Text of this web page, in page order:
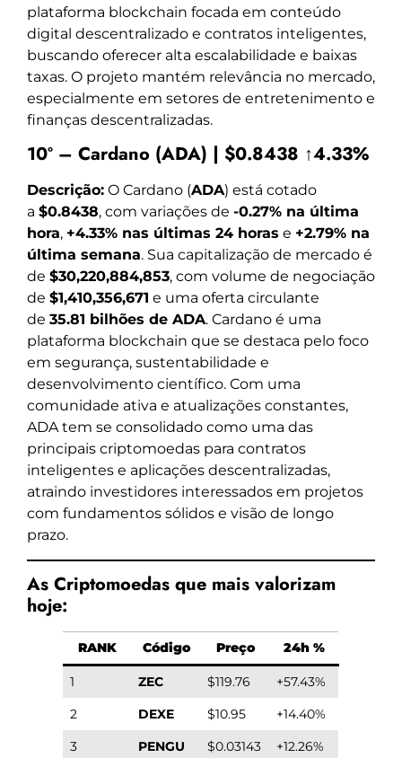
plataforma blockchain focada em conteúdo
digital descentralizado e contratos inteligentes,
buscando oferecer alta escalabilidade e baixas
taxas. O projeto mantém relevância no mercado,
especialmente em setores de entretenimento e
finanças descentralizadas.
10º – Cardano (ADA) | $0.8438 ↑4.33%
Descrição: O Cardano (ADA) está cotado
a $0.8438, com variações de -0.27% na última
hora, +4.33% nas últimas 24 horas e +2.79% na
última semana. Sua capitalização de mercado é
de $30,220,884,853, com volume de negociação
de $1,410,356,671 e uma oferta circulante
de 35.81 bilhões de ADA. Cardano é uma
plataforma blockchain que se destaca pelo foco
em segurança, sustentabilidade e
desenvolvimento científico. Com uma
comunidade ativa e atualizações constantes,
ADA tem se consolidado como uma das
principais criptomoedas para contratos
inteligentes e aplicações descentralizadas,
atraindo investidores interessados em projetos
com fundamentos sólidos e visão de longo
prazo.
As Criptomoedas que mais valorizam
hoje:
RANK Código Preço 24h %
1 ZEC $119.76
+57.43%
2
DEXE $10.95
+14.40%
3
PENGU $0.03143
+12.26%